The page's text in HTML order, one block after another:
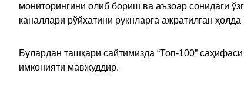
мониторингини олиб бориш ва аъзоар сонидаги
каналлари рўйхатини рукнларга ажратилган
Булардан ташқари сайтимизда “Топ-100”
имконияти мавжуддир.